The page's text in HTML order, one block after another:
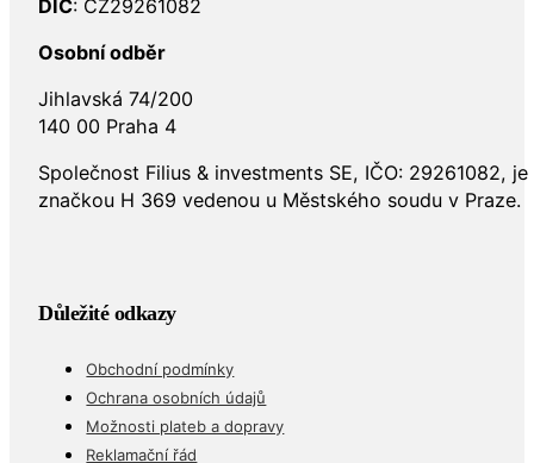
DIČ: CZ29261082
Osobní odběr
Jihlavská 74/200
140 00 Praha 4
Společnost Filius & investments SE, IČO: 29261082,
značkou H 369 vedenou u Městského soudu v Praze.
Důležité odkazy
Obchodní podmínky
Ochrana osobních údajů
Možnosti plateb a dopravy
Reklamační řád